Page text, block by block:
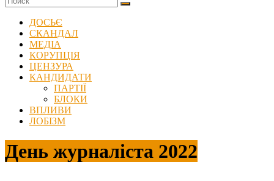
ДОСЬЄ
СКАНДАЛ
МЕДІА
КОРУПЦІЯ
ЦЕНЗУРА
КАНДИДАТИ
ПАРТІЇ
БЛОКИ
ВПЛИВИ
ЛОБІЗМ
День журналіста 2022